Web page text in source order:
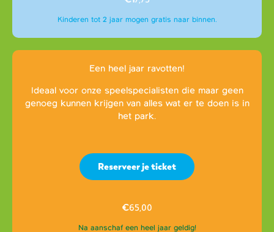
Kinderen tot 2 jaar mogen gratis naar binnen.
Een heel jaar ravotten!
Ideaal voor onze speelspecialisten die maar geen
genoeg kunnen krijgen van alles wat er te doen is in
het park.
Reserveer je ticket
€65,00
Na aanschaf een heel jaar geldig!